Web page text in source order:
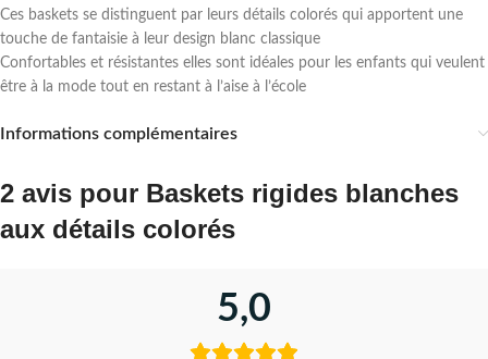
Ces baskets se distinguent par leurs détails colorés qui apportent une
touche de fantaisie à leur design blanc classique
Confortables et résistantes elles sont idéales pour les enfants qui veulent
être à la mode tout en restant à l’aise à l’école
Informations complémentaires
2 avis pour Baskets rigides blanches
aux détails colorés
5,0